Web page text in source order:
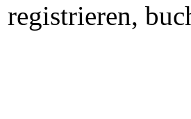
registrieren,